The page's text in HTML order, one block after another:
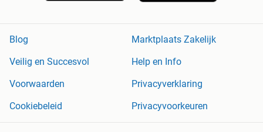
Blog
Marktplaats Zakelijk
Veilig en Succesvol
Help en Info
Voorwaarden
Privacyverklaring
Cookiebeleid
Privacyvoorkeuren